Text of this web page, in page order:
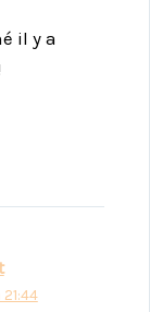
il y a